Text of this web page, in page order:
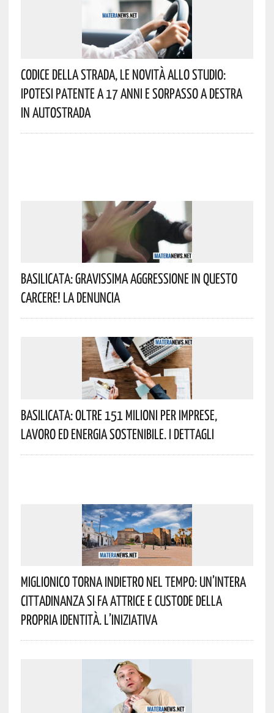
Codice Della Strada, Le Novità Allo Studio:
Ipotesi Patente A 17 Anni E Sorpasso A Destra
In Autostrada
Basilicata: Gravissima Aggressione In Questo
Carcere! La Denuncia
Basilicata: Oltre 151 Milioni Per Imprese,
Lavoro Ed Energia Sostenibile. I Dettagli
Miglionico Torna Indietro Nel Tempo: Un’intera
Cittadinanza Si Fa Attrice E Custode Della
Propria Identità. L’iniziativa